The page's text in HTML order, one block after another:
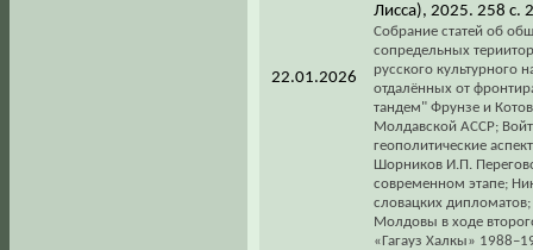
22.01.2026
Лисса), 2025. 258 с.
Собрание статей об
сопредельных
русского культурного
отдалённых от
тандем" Фрунзе и
Молдавской АССР; Войт
геополитические
Шорников И.П.
современном этапе;
словацких
Молдовы в ходе
«Гагауз Халкы»